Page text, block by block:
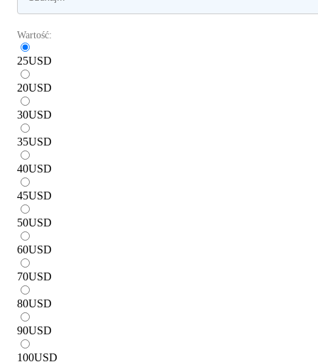
Wartość:
25USD
20USD
30USD
35USD
40USD
45USD
50USD
60USD
70USD
80USD
90USD
100USD